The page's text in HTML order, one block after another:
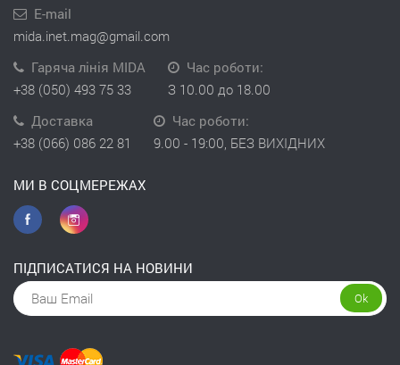
E-mail
mida.inet.mag@gmail.com
Гаряча лінія MIDA
+38 (050) 493 75 33
Час роботи:
З 10.00 до 18.00
Доставка
+38 (066) 086 22 81
Час роботи:
9.00 - 19:00, БЕЗ ВИХІДНИХ
МИ В СОЦМЕРЕЖАХ
ПІДПИСАТИСЯ НА НОВИНИ
Ok